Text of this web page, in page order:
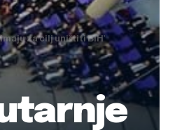
za cilj uništiti BiH’